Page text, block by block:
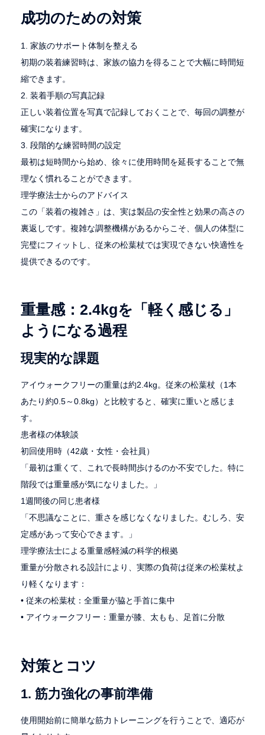
成功のための対策
1. 家族のサポート体制を整える
初期の装着練習時は、家族の協力を得ることで大幅に時間短
縮できます。
2. 装着手順の写真記録
正しい装着位置を写真で記録しておくことで、毎回の調整が
確実になります。
3. 段階的な練習時間の設定
最初は短時間から始め、徐々に使用時間を延長することで無
理なく慣れることができます。
理学療法士からのアドバイス
この「装着の複雑さ」は、実は製品の安全性と効果の高さの
裏返しです。複雑な調整機構があるからこそ、個人の体型に
完璧にフィットし、従来の松葉杖では実現できない快適性を
提供できるのです。
重量感：2.4kgを「軽く感じる」
ようになる過程
現実的な課題
アイウォークフリーの重量は約2.4kg。従来の松葉杖（1本
あたり約0.5～0.8kg）と比較すると、確実に重いと感じま
す。
患者様の体験談
初回使用時（42歳・女性・会社員）
「最初は重くて、これで長時間歩けるのか不安でした。特に
階段では重量感が気になりました。」
1週間後の同じ患者様
「不思議なことに、重さを感じなくなりました。むしろ、安
定感があって安心できます。」
理学療法士による重量感軽減の科学的根拠
重量が分散される設計により、実際の負荷は従来の松葉杖よ
り軽くなります：
• 従来の松葉杖：全重量が脇と手首に集中
• アイウォークフリー：重量が膝、太もも、足首に分散
対策とコツ
1. 筋力強化の事前準備
使用開始前に簡単な筋力トレーニングを行うことで、適応が